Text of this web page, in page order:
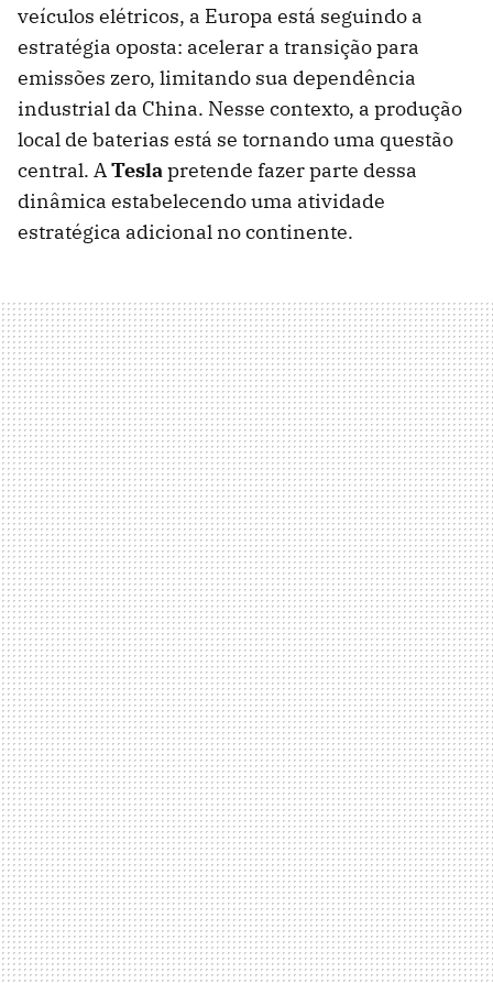
veículos elétricos, a Europa está seguindo a
estratégia oposta: acelerar a transição para
emissões zero, limitando sua dependência
industrial da China. Nesse contexto, a produção
local de baterias está se tornando uma questão
central. ATeslapretende fazer parte dessa
dinâmica estabelecendo uma atividade
estratégica adicional no continente.